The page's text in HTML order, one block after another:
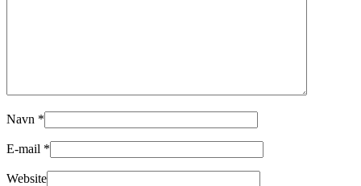
Navn *
E-mail *
Website